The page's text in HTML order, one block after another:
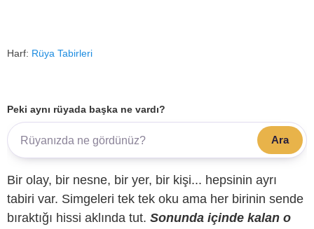
Harf: Rüya Tabirleri
Peki aynı rüyada başka ne vardı?
Ara
Bir olay, bir nesne, bir yer, bir kişi... hepsinin ayrı
tabiri var. Simgeleri tek tek oku ama her birinin sende
bıraktığı hissi aklında tut. Sonunda içinde kalan o